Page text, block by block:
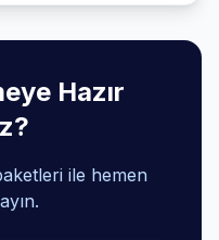
Hazır
ile hemen